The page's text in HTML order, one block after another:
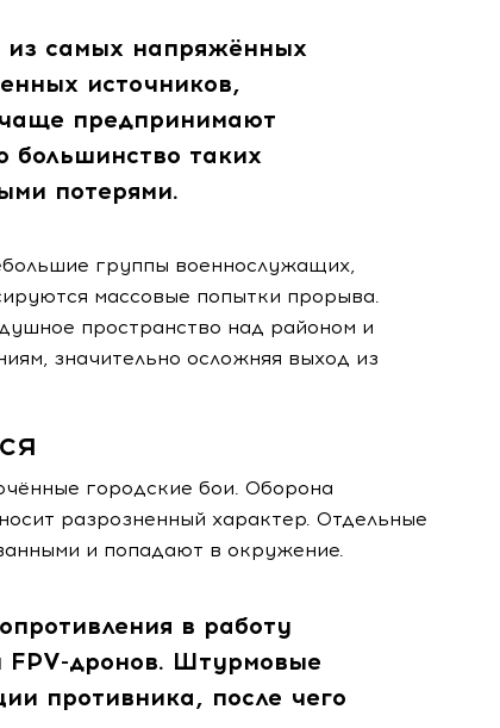
из самых напряжённых
источников,
предпринимают
большинство таких
потерями.
группы военнослужащих,
массовые попытки прорыва.
пространство над районом и
значительно осложняя выход из
городские бои. Оборона
разрозненный характер. Отдельные
и попадают в окружение.
в работу
FPV-дронов. Штурмовые
противника, после чего